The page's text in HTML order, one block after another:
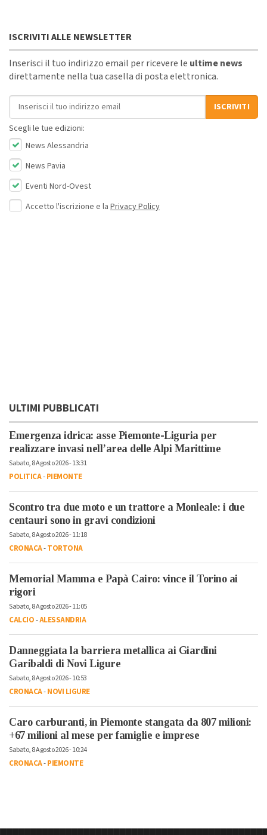
ISCRIVITI ALLE NEWSLETTER
Inserisci il tuo indirizzo email per ricevere le ultime news
direttamente nella tua casella di posta elettronica.
Indirizzo email
ISCRIVITI
Scegli le tue edizioni:
News Alessandria
News Pavia
Eventi Nord-Ovest
Accetto l'iscrizione e la Privacy Policy
ULTIMI PUBBLICATI
Emergenza idrica: asse Piemonte-Liguria per
realizzare invasi nell’area delle Alpi Marittime
Sabato, 8 Agosto 2026 - 13:31
POLITICA-PIEMONTE
Scontro tra due moto e un trattore a Monleale: i due
centauri sono in gravi condizioni
Sabato, 8 Agosto 2026 - 11:18
CRONACA-TORTONA
Memorial Mamma e Papà Cairo: vince il Torino ai
rigori
Sabato, 8 Agosto 2026 - 11:05
CALCIO-ALESSANDRIA
Danneggiata la barriera metallica ai Giardini
Garibaldi di Novi Ligure
Sabato, 8 Agosto 2026 - 10:53
CRONACA-NOVI LIGURE
Caro carburanti, in Piemonte stangata da 807 milioni:
+67 milioni al mese per famiglie e imprese
Sabato, 8 Agosto 2026 - 10:24
CRONACA-PIEMONTE